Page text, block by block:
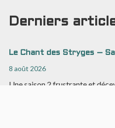
Derniers
Le Chant des Stryges –
8 août 2026
Une saison 2 frustrante et